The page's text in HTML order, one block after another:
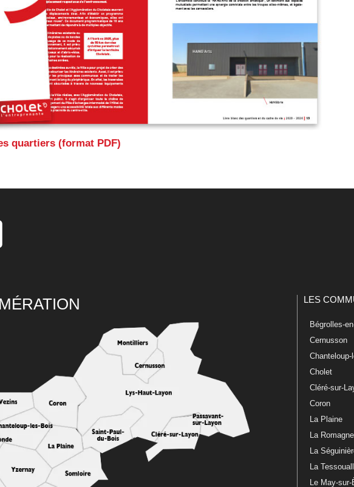
quartiers (format PDF)
LES
Bégrolles-
Cernusson
Chanteloup-
Cholet
Cléré-sur-
Coron
La Plaine
La Romagne
La
La
Le May-sur-